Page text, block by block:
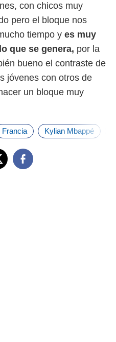
con chicos muy
pero el bloque nos
tiempo y es muy
que se genera, por la
bueno el contraste de
jóvenes con otros de
un bloque muy
Francia Kylian Mbappé